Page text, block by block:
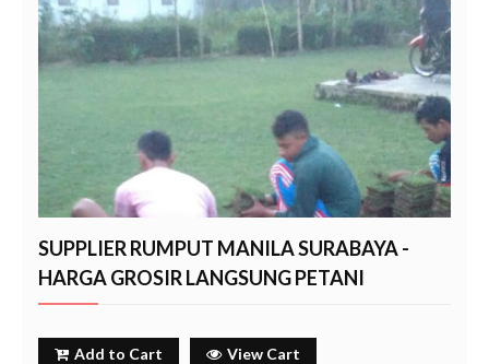
SUPPLIER RUMPUT MANILA SURABAYA -
HARGA GROSIR LANGSUNG PETANI
Add to Cart View Cart